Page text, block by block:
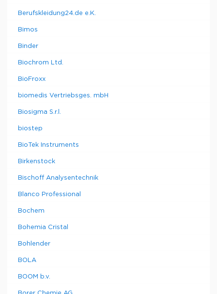
Berufskleidung24.de e.K.
Bimos
Binder
Biochrom Ltd.
BioFroxx
biomedis Vertriebsges. mbH
Biosigma S.r.l.
biostep
BioTek Instruments
Birkenstock
Bischoff Analysentechnik
Blanco Professional
Bochem
Bohemia Cristal
Bohlender
BOLA
BOOM b.v.